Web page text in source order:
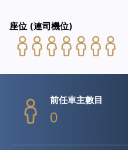
座位 (連司機位)
前任車主數目
0